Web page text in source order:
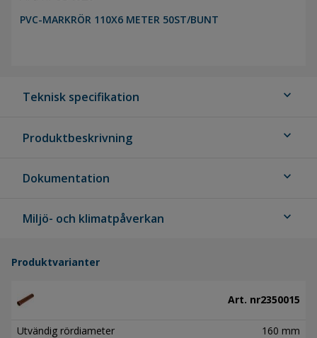
PVC-MARKRÖR 110X6 METER 50ST/BUNT
Teknisk specifikation expand_more
Produktbeskrivning expand_more
Dokumentation expand_more
Miljö- och klimatpåverkan expand_more
Produktvarianter
Art. nr2350015
Utvändig rördiameter
160 mm